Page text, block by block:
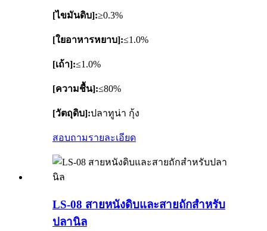
[ไขมันดิบ]:≥0.3%
[ใยอาหารหยาบ]:≤1.0%
[เถ้า]:≤1.0%
[ความชื้น]:≤80%
[วัตถุดิบ]:ปลาทูน่า กุ้ง
สอบถามรายละเอียด
LS-08 สายหนังดิบและสายถักสำหรับ
ปลานิล